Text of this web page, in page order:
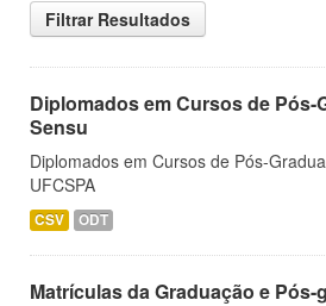
Filtrar Resultados
Diplomados em Cursos de Pós-
Sensu
Diplomados em Cursos de Pós-
UFCSPA
CSV ODT
Matrículas da Graduação e Pós-